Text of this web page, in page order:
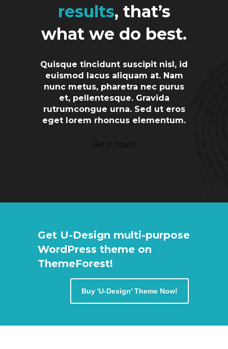
results, that’s
what we do best.
Quisque tincidunt suscipit nisl, id
euismod lacus aliquam at. Nam
nunc metus, pharetra nec purus
et, pellentesque. Gravida
rutrumcongue urna. Sed ut eros
eget lorem rhoncus elementum.
Get in touch.
Get U-Design multi-purpose
WordPress theme on
ThemeForest!
Buy 'U-Design' Theme Now!